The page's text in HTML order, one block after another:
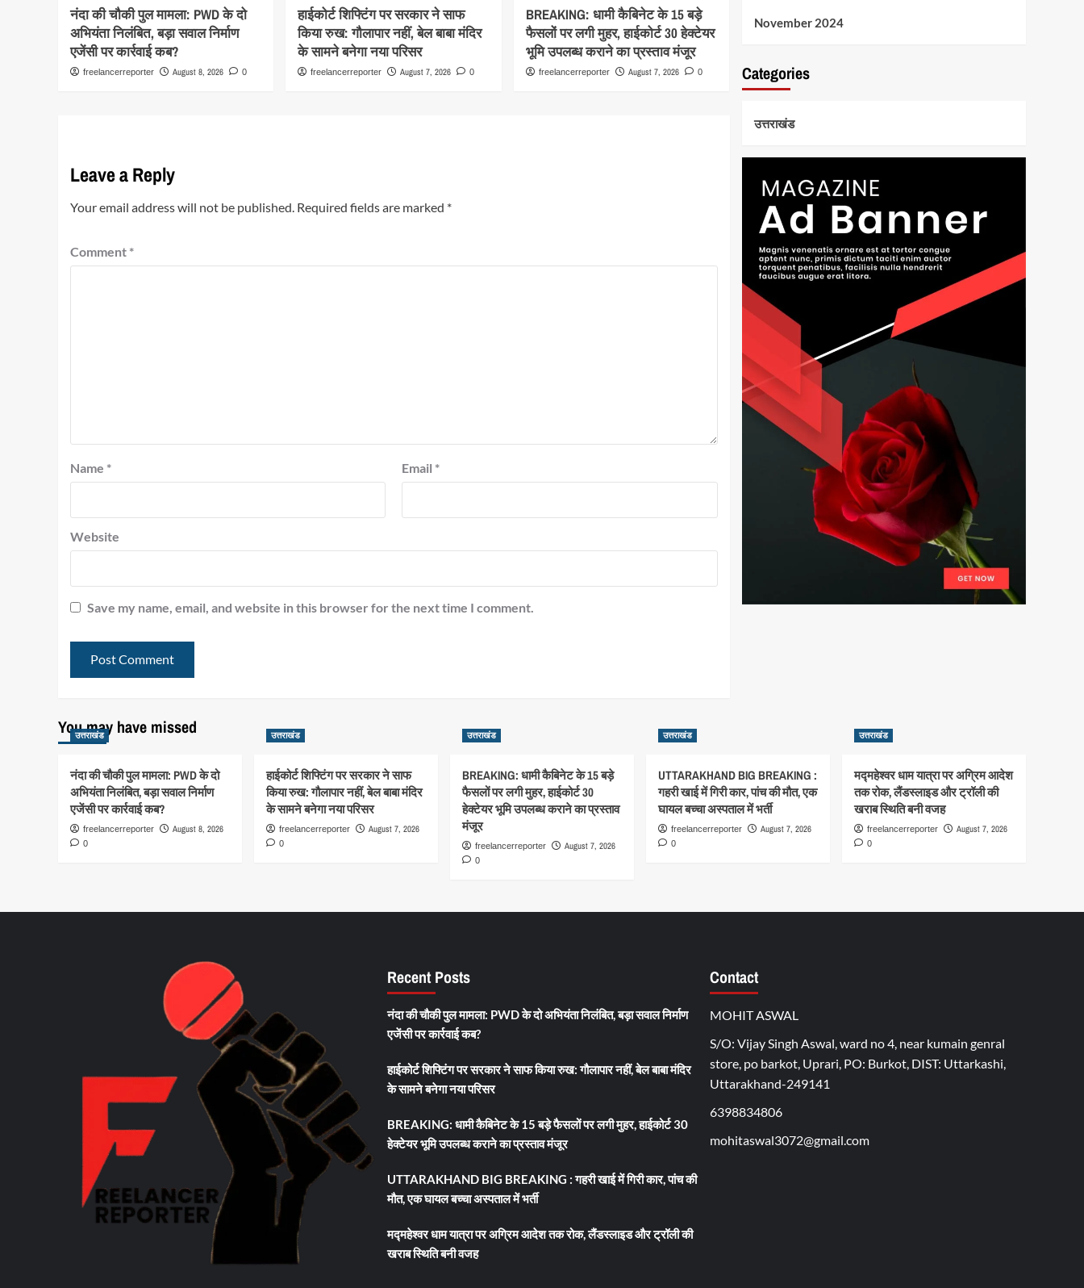
नंदा की चौकी पुल मामला: PWD के दो
अभियंता निलंबित, बड़ा सवाल निर्माण
एजेंसी पर कार्रवाई कब?
freelancerreporter August 8, 2026 0
हाईकोर्ट शिफ्टिंग पर सरकार ने साफ
किया रुख: गौलापार नहीं, बेल बाबा मंदिर
के सामने बनेगा नया परिसर
freelancerreporter August 7, 2026 0
BREAKING: धामी कैबिनेट के 15 बड़े
फैसलों पर लगी मुहर, हाईकोर्ट 30 हेक्टेयर
भूमि उपलब्ध कराने का प्रस्ताव मंजूर
freelancerreporter August 7, 2026 0
Leave a Reply
Your email address will not be published. Required fields are marked *
Comment *
Name * Email *
Website
Save my name, email, and website in this browser for the next time I comment.
November 2024
Categories
उत्तराखंड
You may have missed
उत्तराखंड
नंदा की चौकी पुल मामला: PWD के दो
अभियंता निलंबित, बड़ा सवाल निर्माण
एजेंसी पर कार्रवाई कब?
freelancerreporter August 8, 2026
0
उत्तराखंड
हाईकोर्ट शिफ्टिंग पर सरकार ने साफ
किया रुख: गौलापार नहीं, बेल बाबा मंदिर
के सामने बनेगा नया परिसर
freelancerreporter August 7, 2026
0
उत्तराखंड
BREAKING: धामी कैबिनेट के 15 बड़े
फैसलों पर लगी मुहर, हाईकोर्ट 30
हेक्टेयर भूमि उपलब्ध कराने का प्रस्ताव
मंजूर
freelancerreporter August 7, 2026
0
उत्तराखंड
UTTARAKHAND BIG BREAKING :
गहरी खाई में गिरी कार, पांच की मौत, एक
घायल बच्चा अस्पताल में भर्ती
freelancerreporter August 7, 2026
0
उत्तराखंड
मद्महेश्वर धाम यात्रा पर अग्रिम आदेश
तक रोक, लैंडस्लाइड और ट्रॉली की
खराब स्थिति बनी वजह
freelancerreporter August 7, 2026
0
Recent Posts
नंदा की चौकी पुल मामला: PWD के दो अभियंता निलंबित, बड़ा सवाल निर्माण
एजेंसी पर कार्रवाई कब?
हाईकोर्ट शिफ्टिंग पर सरकार ने साफ किया रुख: गौलापार नहीं, बेल बाबा मंदिर
के सामने बनेगा नया परिसर
BREAKING: धामी कैबिनेट के 15 बड़े फैसलों पर लगी मुहर, हाईकोर्ट 30
हेक्टेयर भूमि उपलब्ध कराने का प्रस्ताव मंजूर
UTTARAKHAND BIG BREAKING : गहरी खाई में गिरी कार, पांच की
मौत, एक घायल बच्चा अस्पताल में भर्ती
मद्महेश्वर धाम यात्रा पर अग्रिम आदेश तक रोक, लैंडस्लाइड और ट्रॉली की
खराब स्थिति बनी वजह
Contact
MOHIT ASWAL
S/O: Vijay Singh Aswal, ward no 4, near kumain genral
store, po barkot, Uprari, PO: Burkot, DIST: Uttarkashi,
Uttarakhand-249141
6398834806
mohitaswal3072@gmail.com